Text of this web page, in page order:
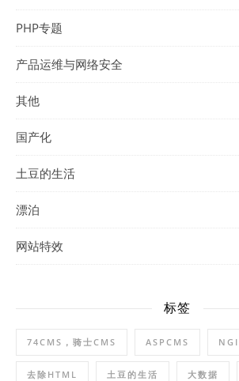
PHP专题
产品运维与网络安全
其他
国产化
土豆的生活
漂泊
网站特效
标签
74CMS，骑士CMS ASPCMS
去除HTML 土豆的生活 大数据